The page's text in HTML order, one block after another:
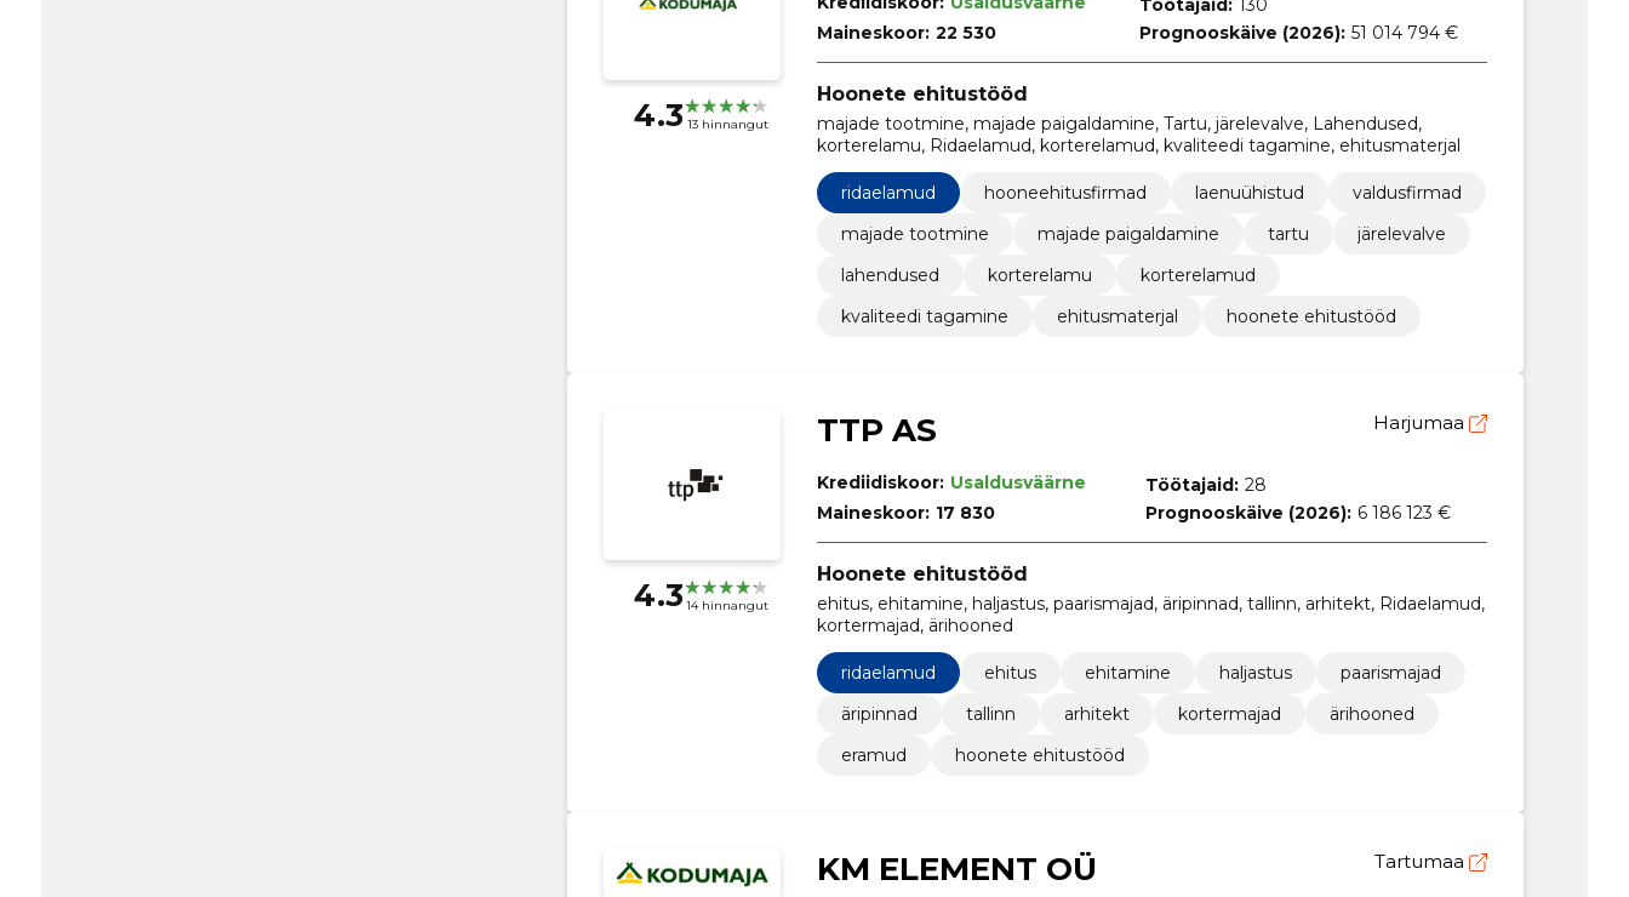
4.3 13 hinnangut
Maineskoor: 22 530
Töötajaid: 130
Prognooskäive (2026): 51 014 794 €
Hoonete ehitustööd
majade tootmine, majade paigaldamine, Tartu, järelevalve, Lahendused,
korterelamu, Ridaelamud, korterelamud, kvaliteedi tagamine, ehitusmaterjal
ridaelamud hooneehitusfirmad laenuühistud
valdusfirmad
majade tootmine
majade paigaldamine tartu
järelevalve
lahendused
korterelamu
korterelamud
kvaliteedi tagamine
ehitusmaterjal hoonete ehitustööd
4.3 14 hinnangut
TTP AS Harjumaa
Krediidiskoor: Usaldusväärne
Maineskoor: 17 830
Töötajaid: 28
Prognooskäive (2026): 6 186 123 €
Hoonete ehitustööd
ehitus, ehitamine, haljastus, paarismajad, äripinnad, tallinn, arhitekt, Ridaelamud,
kortermajad, ärihooned
ridaelamud ehitus ehitamine haljastus
paarismajad
äripinnad
tallinn arhitekt kortermajad
ärihooned
eramud
hoonete ehitustööd
KM ELEMENT OÜ Tartumaa